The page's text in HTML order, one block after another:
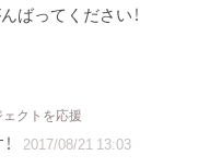
ばってください！
クトを応援
2017/08/21 13:03